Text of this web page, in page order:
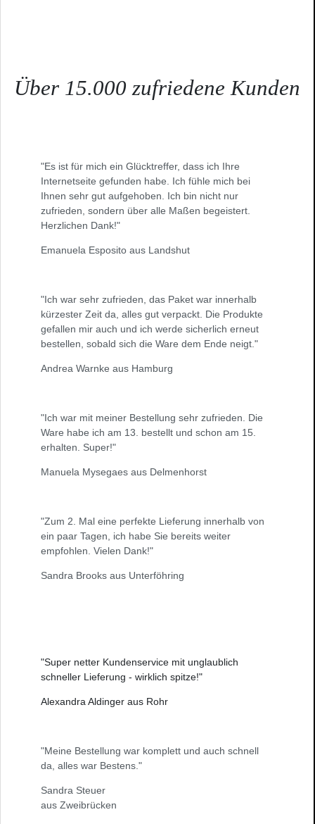
Über 15.000 zufriedene Kunden
"Es ist für mich ein Glücktreffer, dass ich Ihre
Internetseite gefunden habe. Ich fühle mich bei
Ihnen sehr gut aufgehoben. Ich bin nicht nur
zufrieden, sondern über alle Maßen begeistert.
Herzlichen Dank!"
Emanuela Esposito aus Landshut
"Ich war sehr zufrieden, das Paket war innerhalb
kürzester Zeit da, alles gut verpackt. Die Produkte
gefallen mir auch und ich werde sicherlich erneut
bestellen, sobald sich die Ware dem Ende neigt."
Andrea Warnke aus Hamburg
"Ich war mit meiner Bestellung sehr zufrieden. Die
Ware habe ich am 13. bestellt und schon am 15.
erhalten. Super!"
Manuela Mysegaes aus Delmenhorst
"Zum 2. Mal eine perfekte Lieferung innerhalb von
ein paar Tagen, ich habe Sie bereits weiter
empfohlen. Vielen Dank!"
Sandra Brooks aus Unterföhring
"Super netter Kundenservice mit unglaublich
schneller Lieferung - wirklich spitze!"
Alexandra Aldinger aus Rohr
"Meine Bestellung war komplett und auch schnell
da, alles war Bestens."
Sandra Steuer
aus Zweibrücken